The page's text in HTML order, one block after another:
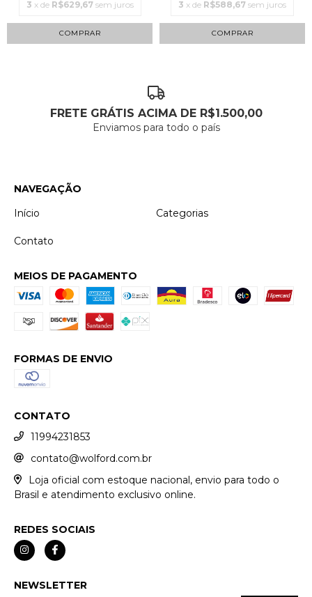
3 x de R$629,67 sem juros
COMPRAR
3 x de R$588,67 sem juros
COMPRAR
FRETE GRÁTIS ACIMA DE R$1.500,00
Enviamos para todo o país
NAVEGAÇÃO
Início
Categorias
Contato
MEIOS DE PAGAMENTO
FORMAS DE ENVIO
CONTATO
11994231853
contato@wolford.com.br
Loja oficial com estoque nacional, envio para todo o
Brasil e atendimento exclusivo online.
REDES SOCIAIS
NEWSLETTER